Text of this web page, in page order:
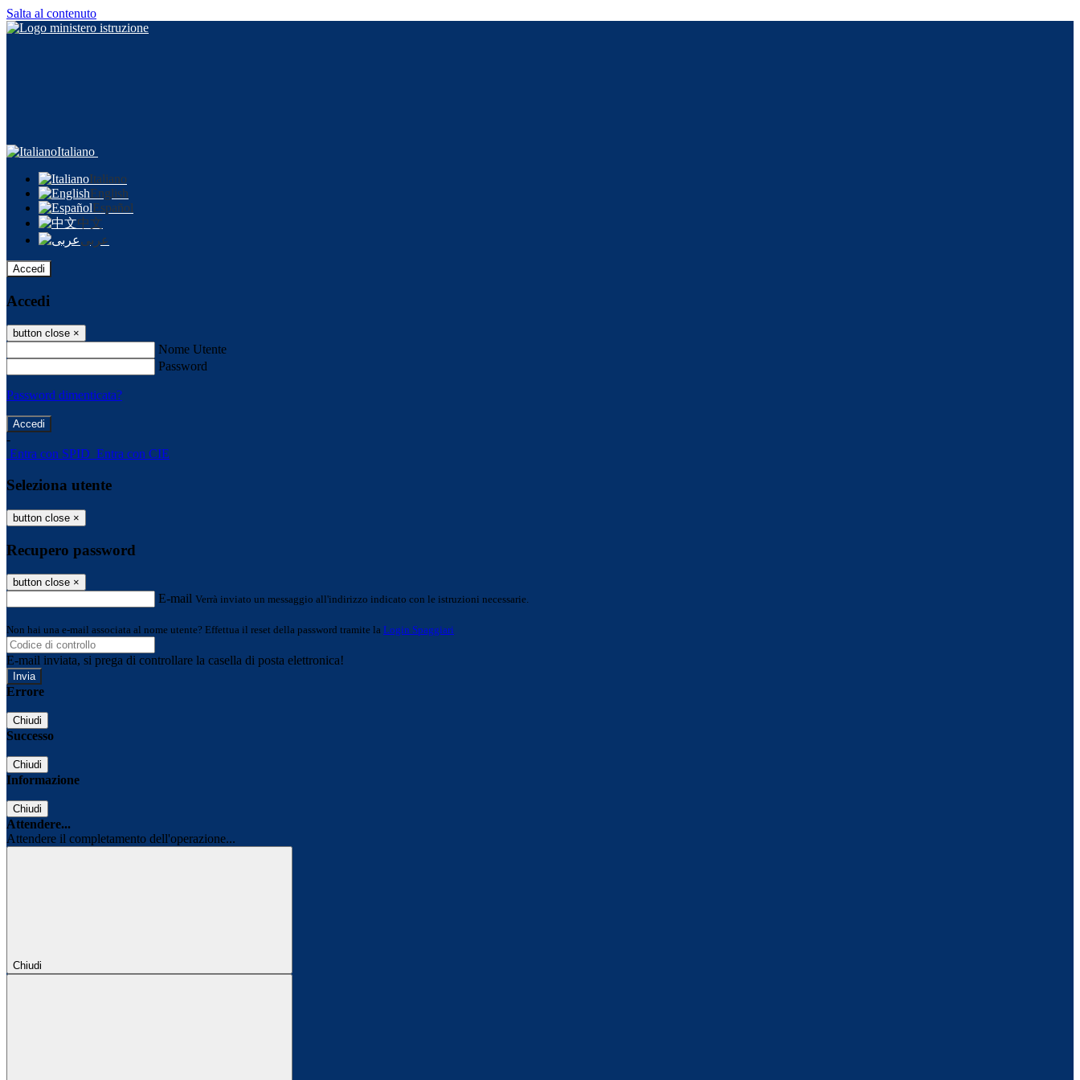
Salta al contenuto
Italiano
Italiano
English
Español
中文
عربى
Accedi
Accedi
button close ×
Nome Utente
Password
Password dimenticata?
-
Entra con SPID Entra con CIE
Seleziona utente
button close ×
Recupero password
button close ×
E-mail Verrà inviato un messaggio all'indirizzo indicato con le istruzioni necessarie.
Non hai una e-mail associata al nome utente? Effettua il reset della password tramite la Login Spaggiari
E-mail inviata, si prega di controllare la casella di posta elettronica!
Errore
Chiudi
Successo
Chiudi
Informazione
Chiudi
Attendere...
Attendere il completamento dell'operazione...
Chiudi